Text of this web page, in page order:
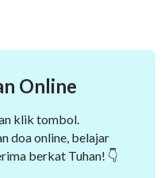
Online
klik tombol.
doa online, belajar
berkat Tuhan! 👇